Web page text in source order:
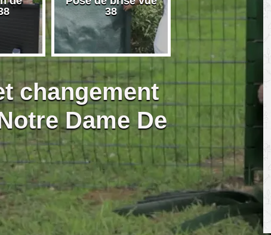
38
PVC 38
changement
Dame De